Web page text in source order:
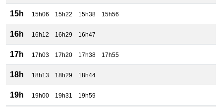
15h 15h06 15h22 15h38 15h56
16h 16h12 16h29 16h47
17h 17h03 17h20 17h38 17h55
18h 18h13 18h29 18h44
19h 19h00 19h31 19h59